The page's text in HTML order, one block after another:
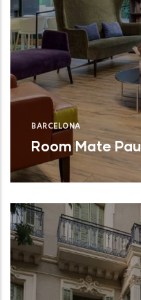
BARCELONA
Room Mate Pau